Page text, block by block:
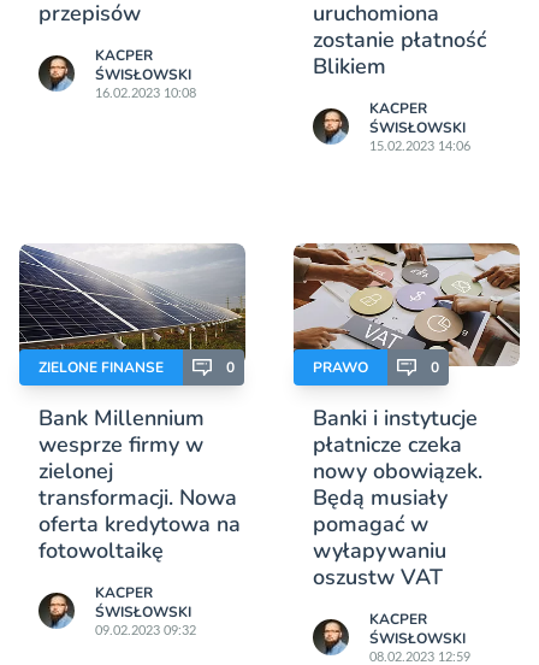
przepisów
KACPER
ŚWISŁOWSKI
16.02.2023 10:08
uruchomiona
zostanie płatność
Blikiem
KACPER
ŚWISŁOWSKI
15.02.2023 14:06
ZIELONE FINANSE 0
Bank Millennium
wesprze firmy w
zielonej
transformacji. Nowa
oferta kredytowa na
fotowoltaikę
KACPER
ŚWISŁOWSKI
09.02.2023 09:32
PRAWO 0
Banki i instytucje
płatnicze czeka
nowy obowiązek.
Będą musiały
pomagać w
wyłapywaniu
oszustw VAT
KACPER
ŚWISŁOWSKI
08.02.2023 12:59